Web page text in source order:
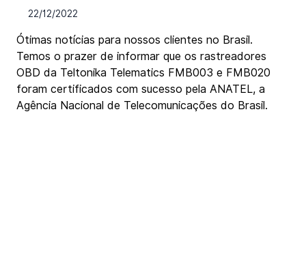
22/12/2022
Ótimas notícias para nossos clientes no Brasil.
Temos o prazer de informar que os rastreadores
OBD da Teltonika Telematics FMB003 e FMB020
foram certificados com sucesso pela ANATEL, a
Agência Nacional de Telecomunicações do Brasil.